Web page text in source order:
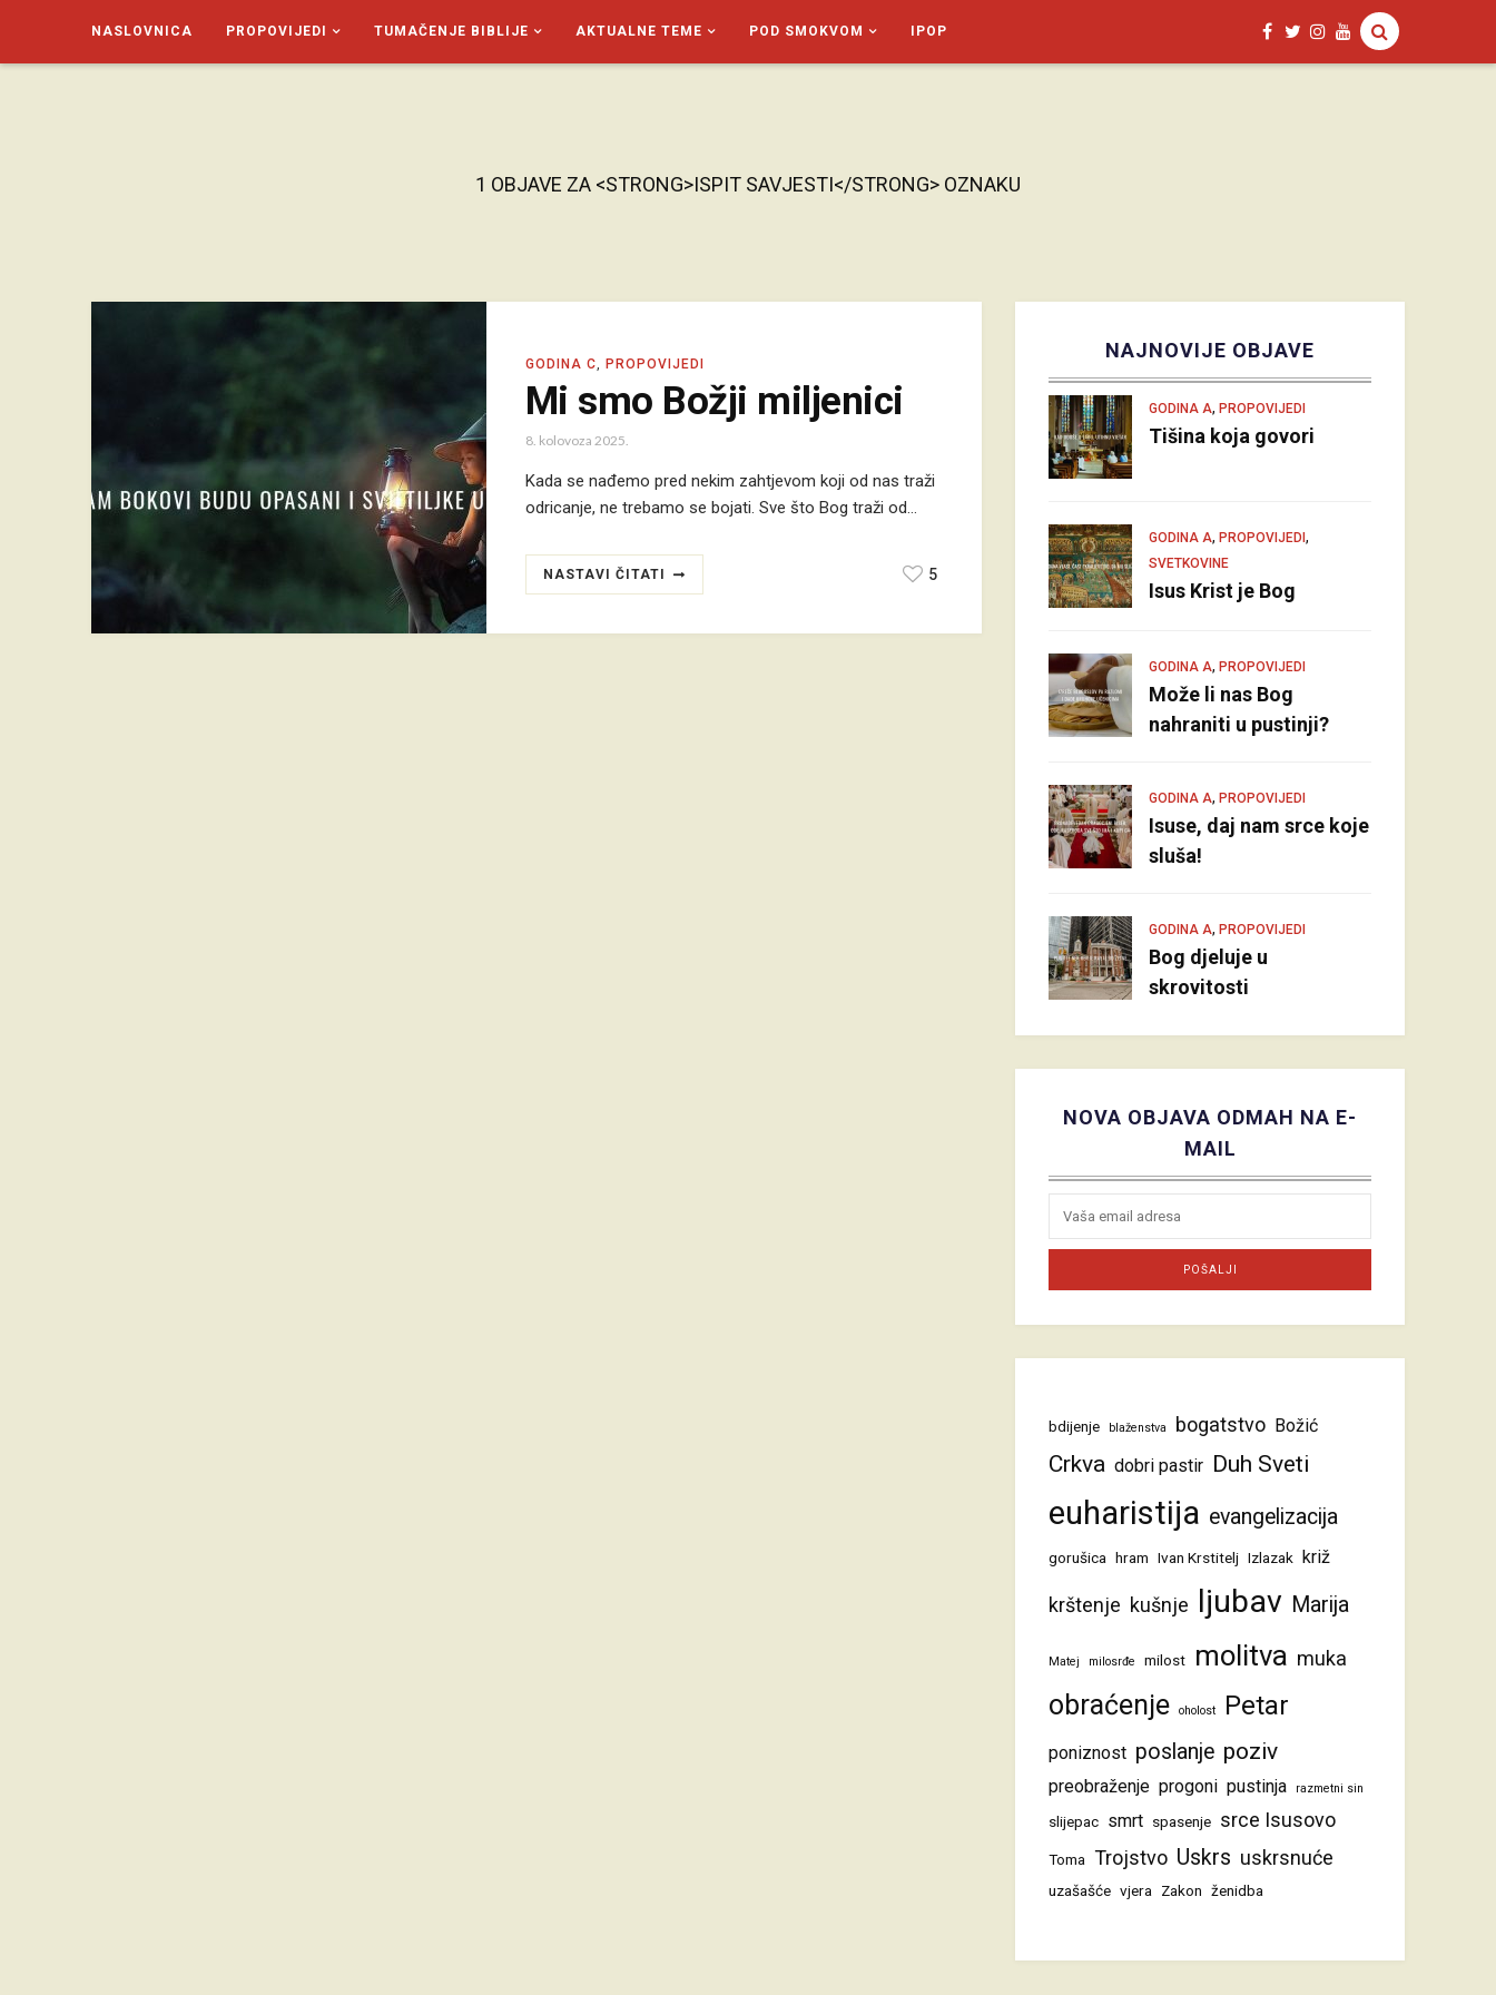
NASLOVNICA PROPOVIJEDI TUMAČENJE BIBLIJE AKTUALNE TEME POD SMOKVOM IPOP
1 OBJAVE ZA <STRONG>ISPIT SAVJESTI</STRONG> OZNAKU
GODINA C, PROPOVIJEDI
Mi smo Božji miljenici
8. kolovoza 2025.
Kada se nađemo pred nekim zahtjevom koji od nas traži
odricanje, ne trebamo se bojati. Sve što Bog traži od…
NASTAVI ČITATI 5
NAJNOVIJE OBJAVE
GODINA A, PROPOVIJEDI
Tišina koja govori
GODINA A, PROPOVIJEDI ,
SVETKOVINE
Isus Krist je Bog
GODINA A, PROPOVIJEDI
Može li nas Bog
nahraniti u pustinji?
GODINA A, PROPOVIJEDI
Isuse, daj nam srce koje
sluša!
GODINA A, PROPOVIJEDI
Bog djeluje u
skrovitosti
NOVA OBJAVA ODMAH NA E-
MAIL
bdijenje blaženstva bogatstvo Božić
Crkva dobri pastir Duh Sveti
euharistija evangelizacija
gorušica hram Ivan Krstitelj Izlazak križ
krštenje kušnje ljubav Marija
Matej milosrđe milost molitva muka
obraćenje oholost Petar
poniznost poslanje poziv
preobraženje progoni pustinja razmetni sin
slijepac smrt spasenje srce Isusovo
Toma Trojstvo Uskrs uskrsnuće
uzašašće vjera Zakon ženidba